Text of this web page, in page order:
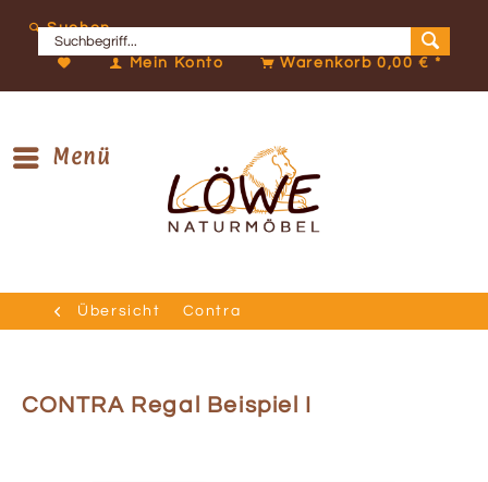
Suchen
Mein Konto Warenkorb0,00 € *
Menü
Übersicht Contra
CONTRA Regal Beispiel I